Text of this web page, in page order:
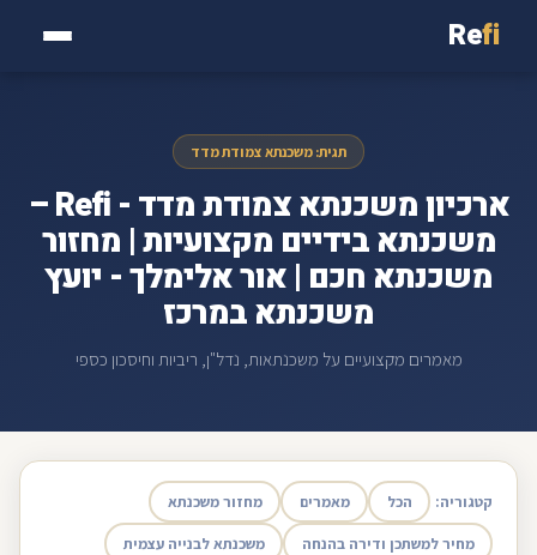
Refi
תגית: משכנתא צמודת מדד
ארכיון משכנתא צמודת מדד - Refi –
משכנתא בידיים מקצועיות | מחזור
משכנתא חכם | אור אלימלך - יועץ
משכנתא במרכז
מאמרים מקצועיים על משכנתאות, נדל"ן, ריביות וחיסכון כספי
קטגוריה: הכל מאמרים מחזור משכנתא
מחיר למשתכן ודירה בהנחה משכנתא לבנייה עצמית